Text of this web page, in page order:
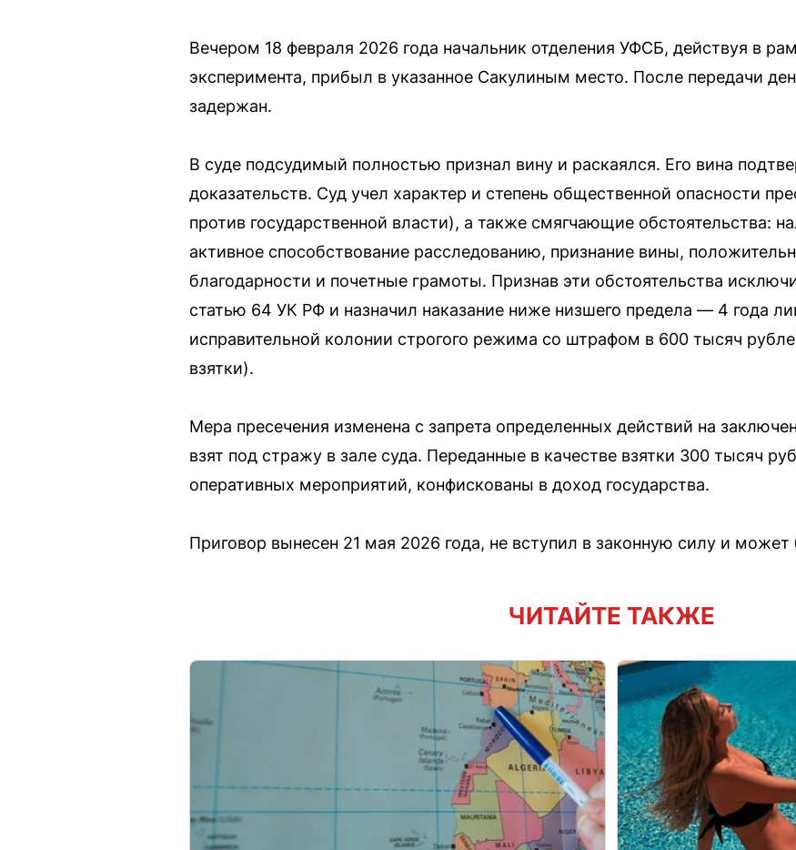
Вечером 18 февраля 2026 года начальник отделения УФСБ, действуя в
эксперимента, прибыл в указанное Сакулиным место. После передачи
задержан.
В суде подсудимый полностью признал вину и раскаялся. Его вина
доказательств. Суд учел характер и степень общественной опасности
против государственной власти), а также смягчающие обстоятельства:
активное способствование расследованию, признание вины,
благодарности и почетные грамоты. Признав эти обстоятельства
статью 64 УК РФ и назначил наказание ниже низшего предела — 4 года
исправительной колонии строгого режима со штрафом в 600 тысяч
взятки).
Мера пресечения изменена с запрета определенных действий на
взят под стражу в зале суда. Переданные в качестве взятки 300 тысяч
оперативных мероприятий, конфискованы в доход государства.
Приговор вынесен 21 мая 2026 года, не вступил в законную силу и
ЧИТАЙТЕ ТАКЖЕ